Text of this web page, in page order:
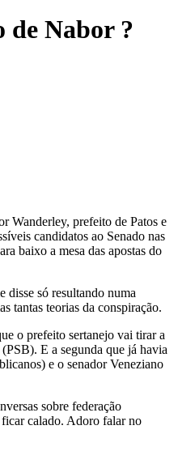
de Nabor ?
Wanderley, prefeito de Patos e
candidatos ao Senado nas
baixo a mesa das apostas do
disse só resultando numa
tantas teorias da conspiração.
o prefeito sertanejo vai tirar a
E a segunda que já havia
e o senador Veneziano
sobre federação
calado. Adoro falar no